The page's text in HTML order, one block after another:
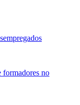
formadores no